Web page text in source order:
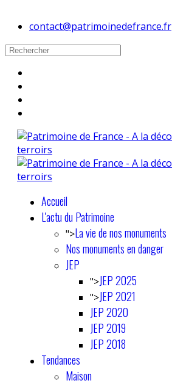
contact@patrimoinedefrance.fr
Accueil
L'actu du Patrimoine
">La vie de nos monuments
Nos monuments en danger
JEP
">JEP 2025
">JEP 2021
JEP 2020
JEP 2019
JEP 2018
Tendances
Maison